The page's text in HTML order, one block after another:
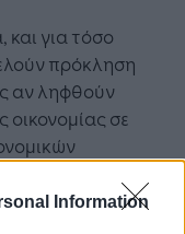
Information
για τόσο
πρόκληση
αν ληφθούν
σε